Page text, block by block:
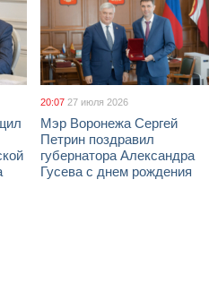
20:07 27 июля 2026
Мэр Воронежа Сергей
Петрин поздравил
губернатора Александра
Гусева с днем рождения